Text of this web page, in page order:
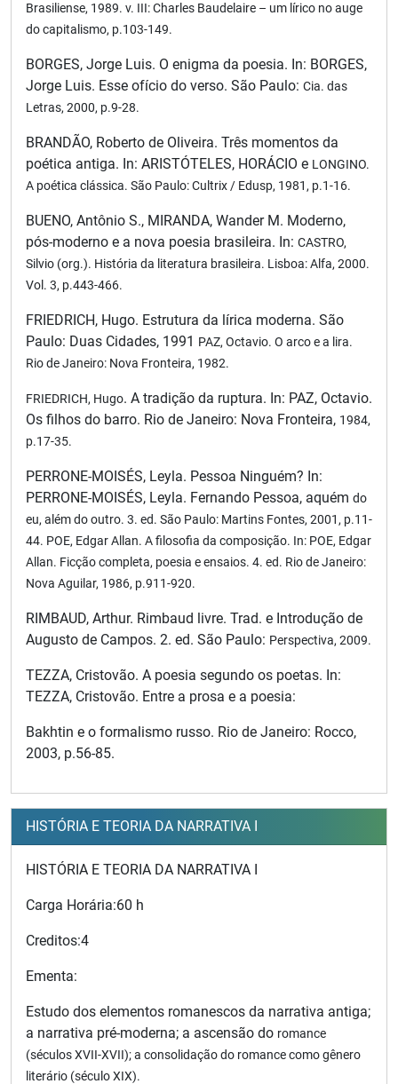
Brasiliense, 1989. v. III: Charles Baudelaire – um lírico no auge
do capitalismo, p.103-149.
BORGES, Jorge Luis. O enigma da poesia. In: BORGES,
Jorge Luis. Esse ofício do verso. São Paulo: Cia. das
Letras, 2000, p.9-28.
BRANDÃO, Roberto de Oliveira. Três momentos da
poética antiga. In: ARISTÓTELES, HORÁCIO e LONGINO.
A poética clássica. São Paulo: Cultrix / Edusp, 1981, p.1-16.
BUENO, Antônio S., MIRANDA, Wander M. Moderno,
pós-moderno e a nova poesia brasileira. In: CASTRO,
Silvio (org.). História da literatura brasileira. Lisboa: Alfa, 2000.
Vol. 3, p.443-466.
FRIEDRICH, Hugo. Estrutura da lírica moderna. São
Paulo: Duas Cidades, 1991 PAZ, Octavio. O arco e a lira.
Rio de Janeiro: Nova Fronteira, 1982.
FRIEDRICH, Hugo. A tradição da ruptura. In: PAZ, Octavio.
Os filhos do barro. Rio de Janeiro: Nova Fronteira, 1984,
p.17-35.
PERRONE-MOISÉS, Leyla. Pessoa Ninguém? In:
PERRONE-MOISÉS, Leyla. Fernando Pessoa, aquém do
eu, além do outro. 3. ed. São Paulo: Martins Fontes, 2001, p.11-
44. POE, Edgar Allan. A filosofia da composição. In: POE, Edgar
Allan. Ficção completa, poesia eensaios. 4. ed. Rio de Janeiro:
Nova Aguilar, 1986, p.911-920.
RIMBAUD, Arthur. Rimbaud livre. Trad. e Introdução de
Augusto de Campos. 2. ed. São Paulo: Perspectiva, 2009.
TEZZA, Cristovão. A poesia segundo os poetas. In:
TEZZA, Cristovão. Entre a prosa e a poesia:
Bakhtin e o formalismo russo. Rio de Janeiro: Rocco,
2003, p.56-85.
HISTÓRIA E TEORIA DA NARRATIVA I
HISTÓRIA E TEORIA DA NARRATIVA I
Carga Horária:60 h
Creditos:4
Ementa:
Estudo dos elementos romanescos da narrativa antiga;
a narrativa pré-moderna; a ascensão do romance
(séculos XVII-XVII); a consolidação do romance como gênero
literário (século XIX).